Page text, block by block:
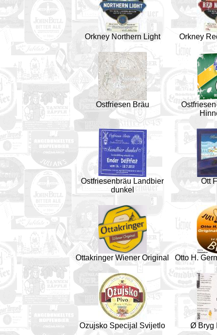
Orkney Northern Light Orkney
Ostfriesen Bräu
Ostfriesenbräu Landbier
dunkel
Ott
Ottakringer Wiener Original Otto H.
Ozujsko Specijal Svijetlo Ø Bryg